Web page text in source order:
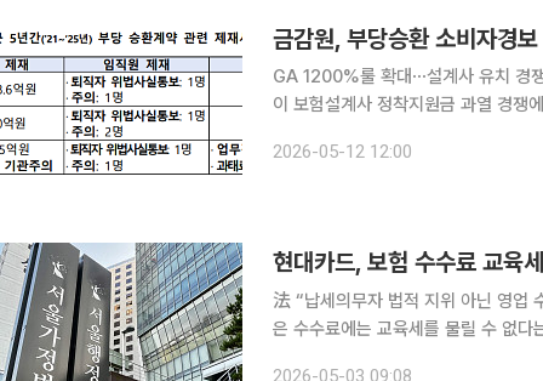
금감원, 부당승환 소비자경
GA 1200%룰 확대⋯설계사 유치 경쟁 과
이 보험설계사 정착지원금 과열 경쟁
업조직에서 설계사 유치를 위한 정착
2026-05-12 12:00
현대카드, 보험 수수료 교육
法 “납세의무자 법적 지위 아닌 영업 수익 성격이 기준” 신용카드
은 수수료에는 교육세를 물릴 수 없
2026-05-03 09:08